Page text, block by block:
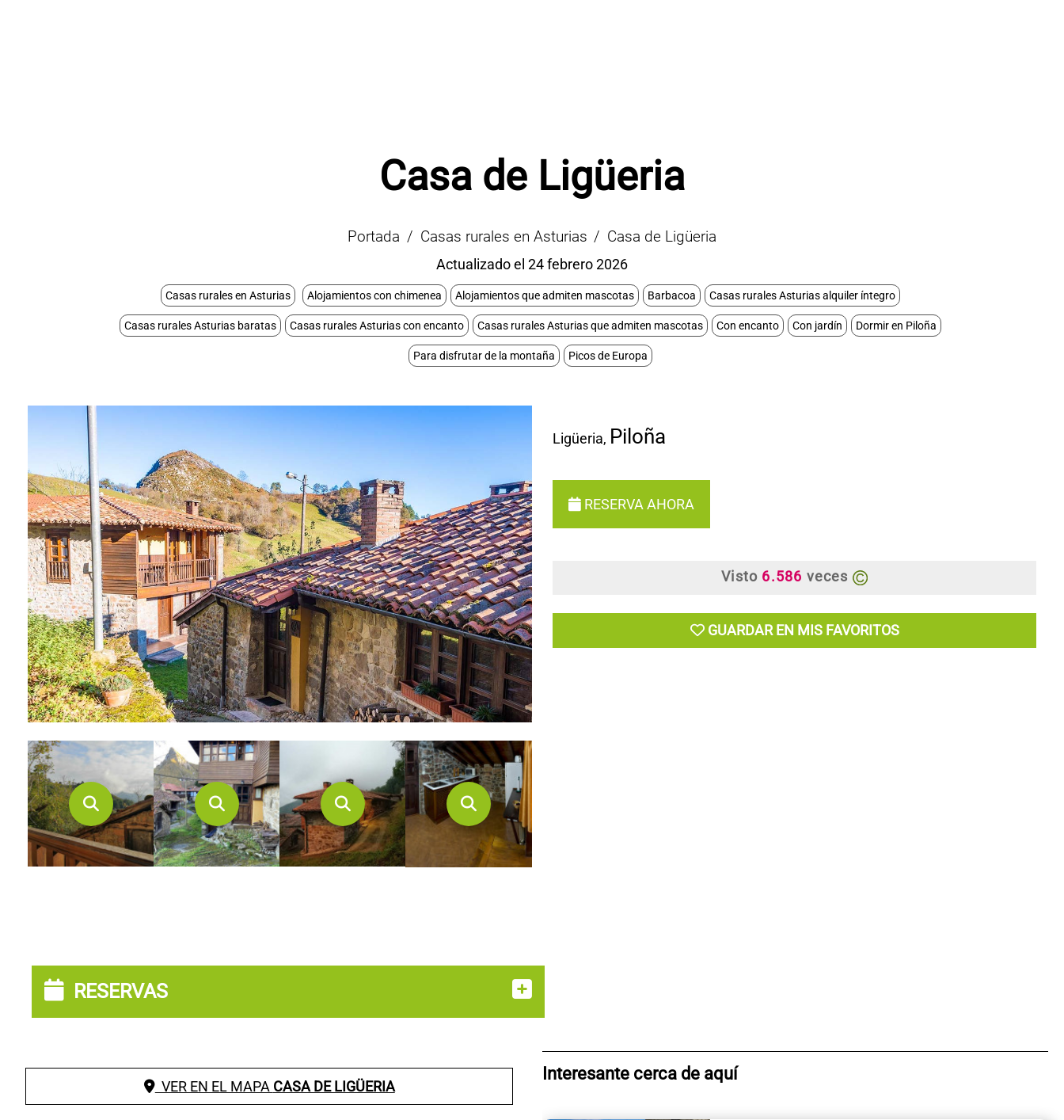
Casa de Ligüeria
Portada Casas rurales en Asturias Casa de Ligüeria
Actualizado el 24 febrero 2026
Casas rurales en Asturias Alojamientos con chimenea Alojamientos que admiten mascotas Barbacoa Casas rurales Asturias alquiler íntegro
Casas rurales Asturias baratas Casas rurales Asturias con encanto Casas rurales Asturias que admiten mascotas Con encanto Con jardín Dormir en Piloña
Para disfrutar de la montaña Picos de Europa
Ligüeria, Piloña
RESERVA AHORA
Visto 6.586 veces
GUARDAR EN MIS FAVORITOS
RESERVAS
VER EN EL MAPA CASA DE LIGÜERIA
Interesante cerca de aquí